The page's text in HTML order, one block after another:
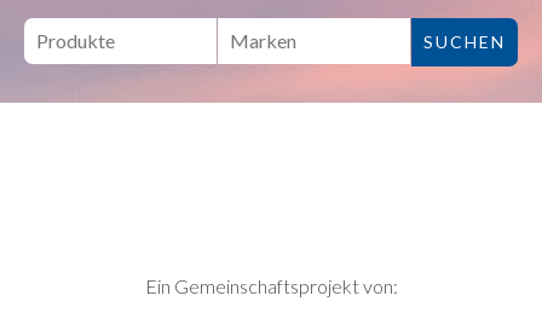
SEITENFUSSEin Gemeinschaftsprojekt von: